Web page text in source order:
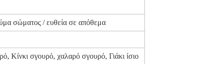
σώματος / ευθεία σε απόθεμα
Κίνκι σγουρό, χαλαρό σγουρό, Γιάκι ίσιο